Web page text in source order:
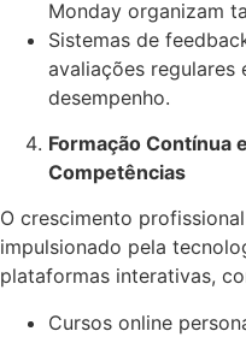
Monday organizam
Sistemas de
avaliações regulares
desempenho.
Formação Contínua
Competências
O crescimento
impulsionado pela
plataformas interativas,
Cursos online